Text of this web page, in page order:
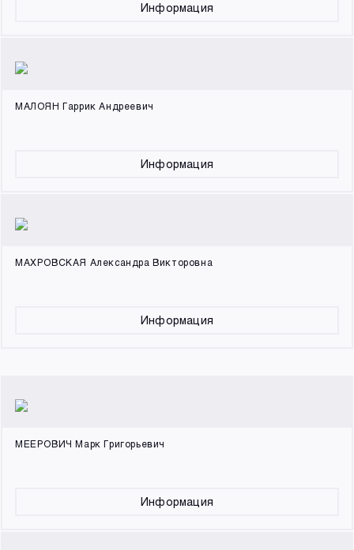
Информация
МАЛОЯН Гаррик Андреевич
Информация
МАХРОВСКАЯ Александра Викторовна
Информация
МЕЕРОВИЧ Марк Григорьевич
Информация